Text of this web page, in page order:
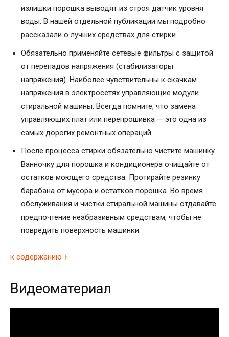
излишки порошка выводят из строя датчик уровня
воды. В нашей отдельной публикации мы подробно
рассказали о лучших средствах для стирки.
Обязательно применяйте сетевые фильтры с защитой
от перепадов напряжения (стабилизаторы
напряжения). Наиболее чувствительны к скачкам
напряжения в электросетях управляющие модули
стиральной машины. Всегда помните, что замена
управляющих плат или перепрошивка — это одна из
самых дорогих ремонтных операций.
После процесса стирки обязательно чистите машинку.
Ванночку для порошка и кондиционера очищайте от
остатков моющего средства. Протирайте резинку
барабана от мусора и остатков порошка. Во время
обслуживания и чистки стиральной машины отдавайте
предпочтение неабразивным средствам, чтобы не
повредить поверхность машинки.
к содержанию ↑
Видеоматериал